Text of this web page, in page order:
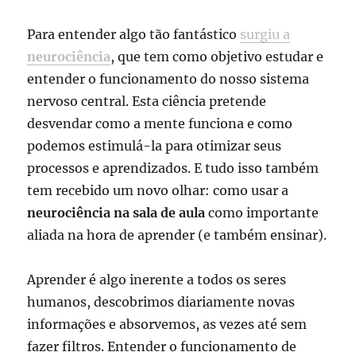
Para entender algo tão fantástico surgiu a
neurociência, que tem como objetivo estudar e
entender o funcionamento do nosso sistema
nervoso central. Esta ciência pretende
desvendar como a mente funciona e como
podemos estimulá-la para otimizar seus
processos e aprendizados. E tudo isso também
tem recebido um novo olhar: como usar a
neurociência na sala de aula como importante
aliada na hora de aprender (e também ensinar).
Aprender é algo inerente a todos os seres
humanos, descobrimos diariamente novas
informações e absorvemos, as vezes até sem
fazer filtros. Entender o funcionamento de